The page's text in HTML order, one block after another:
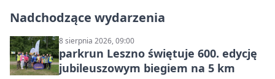
Nadchodzące wydarzenia
8 sierpnia 2026, 09:00
parkrun Leszno świętuje 600. edycję
jubileuszowym biegiem na 5 km